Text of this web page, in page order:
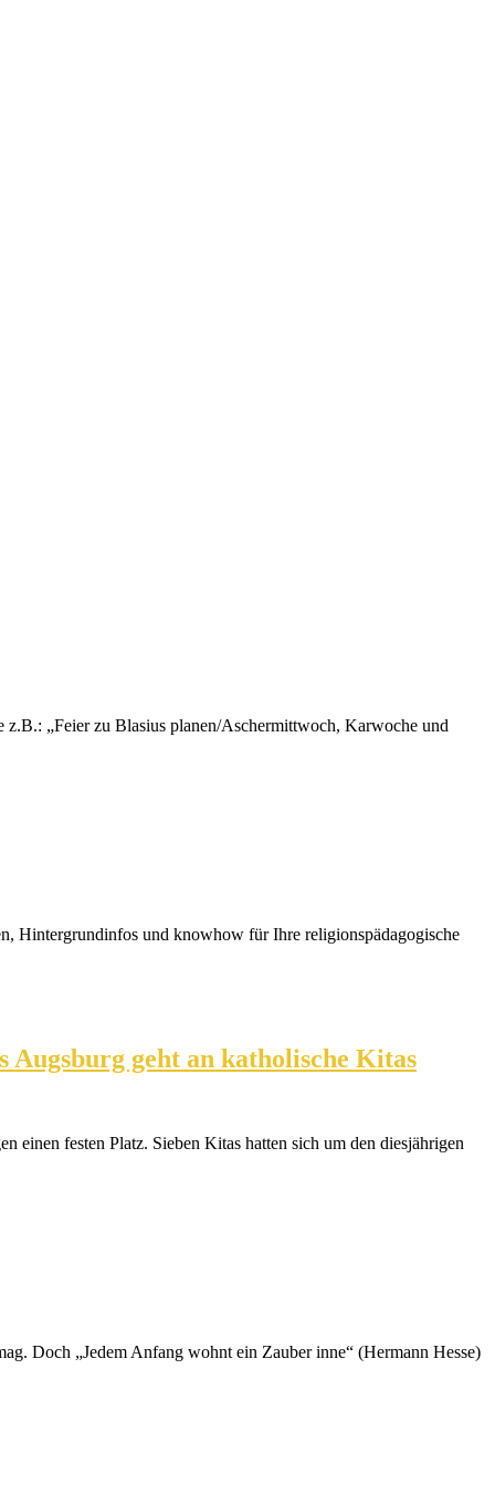
z.B.: „Feier zu Blasius planen/Aschermittwoch, Karwoche und
Hintergrundinfos und knowhow für Ihre religionspädagogische
Augsburg geht an katholische Kitas
einen festen Platz. Sieben Kitas hatten sich um den diesjährigen
Doch „Jedem Anfang wohnt ein Zauber inne“ (Hermann Hesse)